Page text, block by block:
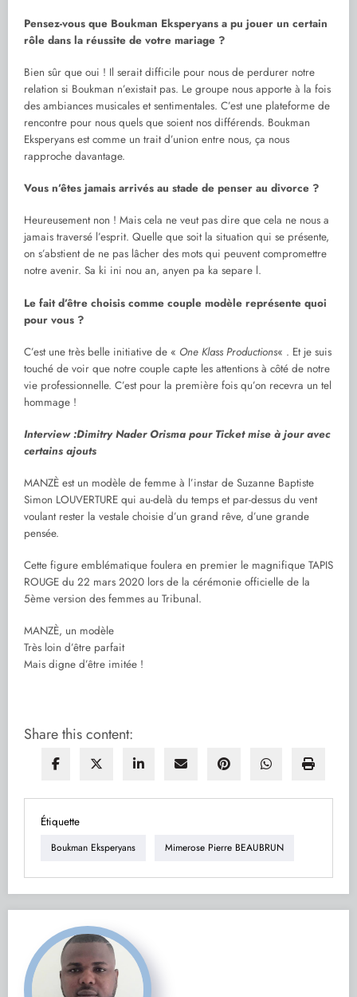
Pensez-vous que Boukman Eksperyans a pu jouer un certain
rôle dans la réussite de votre mariage ?
Bien sûr que oui ! Il serait difficile pour nous de perdurer notre
relation si Boukman n’existait pas. Le groupe nous apporte à la fois
des ambiances musicales et sentimentales. C’est une plateforme de
rencontre pour nous quels que soient nos différends. Boukman
Eksperyans est comme un trait d’union entre nous, ça nous
rapproche davantage.
Vous n’êtes jamais arrivés au stade de penser au divorce ?
Heureusement non ! Mais cela ne veut pas dire que cela ne nous a
jamais traversé l’esprit. Quelle que soit la situation qui se présente,
on s’abstient de ne pas lâcher des mots qui peuvent compromettre
notre avenir. Sa ki ini nou an, anyen pa ka separe l.
Le fait d’être choisis comme couple modèle représente quoi
pour vous ?
C’est une très belle initiative de « One Klass Productions« . Et je suis
touché de voir que notre couple capte les attentions à côté de notre
vie professionnelle. C’est pour la première fois qu’on recevra un tel
hommage !
Interview :Dimitry Nader Orisma pour Ticket mise à jour avec
certains ajouts
MANZÈ est un modèle de femme à l’instar de Suzanne Baptiste
Simon LOUVERTURE qui au-delà du temps et par-dessus du vent
voulant rester la vestale choisie d’un grand rêve, d’une grande
pensée.
Cette figure emblématique foulera en premier le magnifique TAPIS
ROUGE du 22 mars 2020 lors de la cérémonie officielle de la
5ème version des femmes au Tribunal.
MANZÈ, un modèle
Très loin d’être parfait
Mais digne d’être imitée !
Share this content:
Étiquette
Boukman Eksperyans Mimerose Pierre BEAUBRUN